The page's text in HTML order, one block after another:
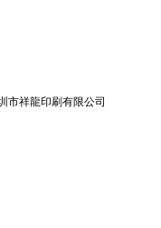
市祥龍印刷有限公司